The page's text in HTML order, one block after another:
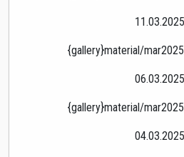
11.03.2025
{gallery}material/
06.03.2025
{gallery}material/
04.03.2025